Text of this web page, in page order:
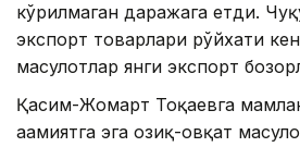
кўрилмаган даражага етди.
экспорт товарлари рўйхати
маҳсулотлар янги экспорт
Қасим-Жомарт Тоқаевга
аҳамиятга эга озиқ-овқат